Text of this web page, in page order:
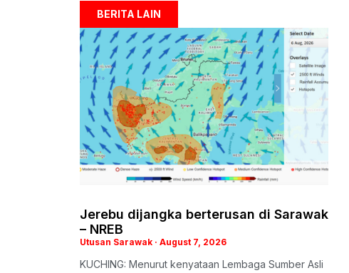
BERITA LAIN
Jerebu dijangka berterusan di Sarawak
– NREB
Utusan Sarawak August 7, 2026
KUCHING: Menurut kenyataan Lembaga Sumber Asli